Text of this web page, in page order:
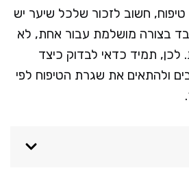
חשוב לזכור שלכל שיער יש
בצורה מושלמת עבור אחת, לא
תמיד כדאי לבדוק כיצד
ולהתאים את שגרת הטיפוח לפי